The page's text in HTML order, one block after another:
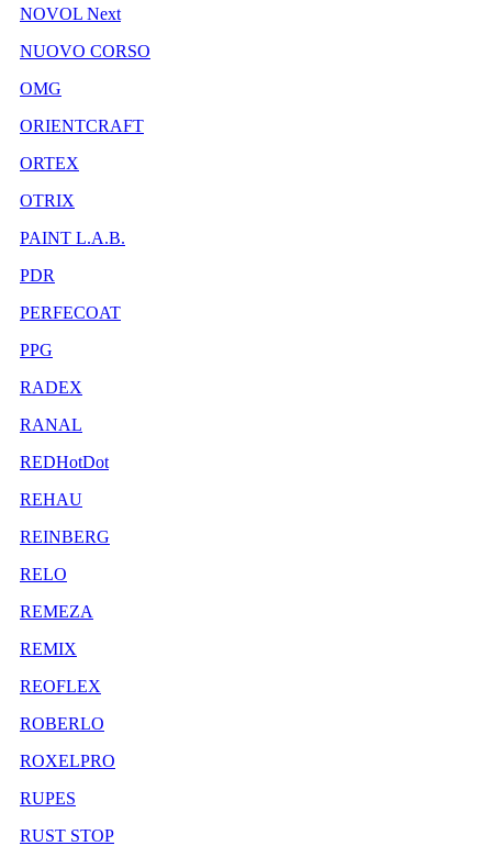
NOVOL Next
NUOVO CORSO
OMG
ORIENTCRAFT
ORTEX
OTRIX
PAINT L.A.B.
PDR
PERFECOAT
PPG
RADEX
RANAL
REDHotDot
REHAU
REINBERG
RELO
REMEZA
REMIX
REOFLEX
ROBERLO
ROXELPRO
RUPES
RUST STOP